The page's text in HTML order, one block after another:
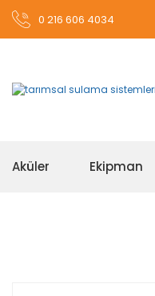
0 216 606 4034
Aküler Ekipman